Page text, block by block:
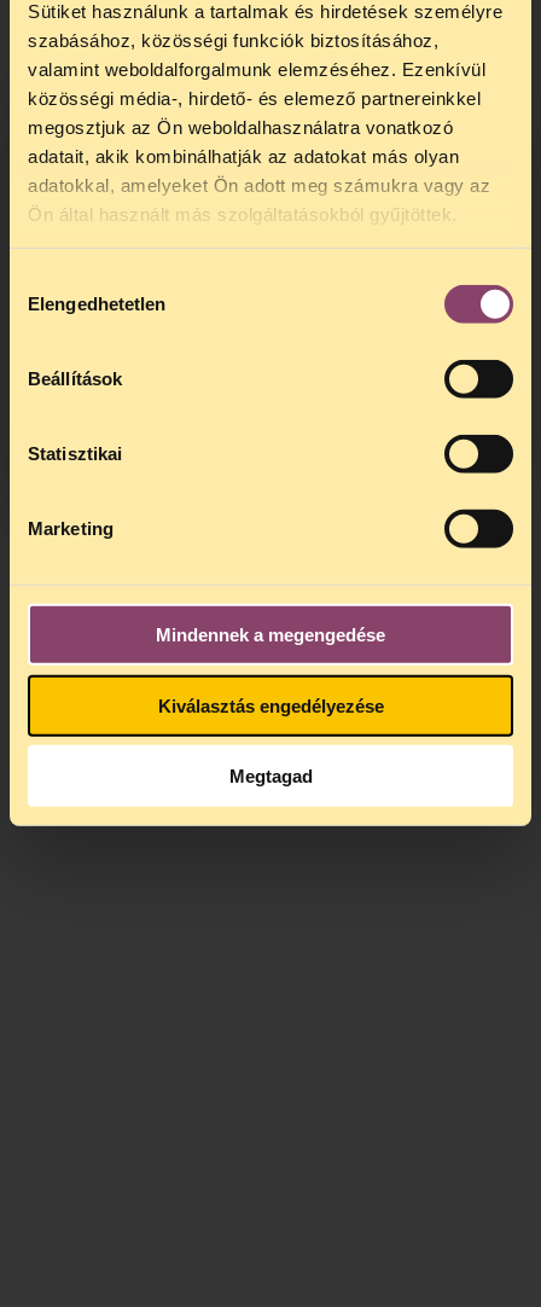
Sütiket használunk a tartalmak és hirdetések személyre
szabásához, közösségi funkciók biztosításához,
valamint weboldalforgalmunk elemzéséhez. Ezenkívül
közösségi média-, hirdető- és elemező partnereinkkel
megosztjuk az Ön weboldalhasználatra vonatkozó
adatait, akik kombinálhatják az adatokat más olyan
adatokkal, amelyeket Ön adott meg számukra vagy az
Ön által használt más szolgáltatásokból gyűjtöttek.
kiválasztása
Elengedhetetlen
Beállítások
Statisztikai
Marketing
Mindennek a megengedése
Kiválasztás engedélyezése
Megtagad
A filmhez tartozó cikk itt érhető el.
TELEFONOS JOGSEGÉLY
SZÜNET!
hogytelefonos jogsegélyünk július 27 és
telefonos jogsegély
kedden, 13 és 15 óra között lesz
alatt is elér minket.